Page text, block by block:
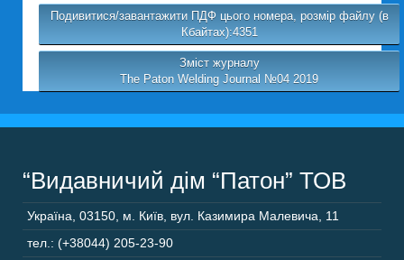
Подивитися/завантажити ПДФ цього номера, розмір файлу (в
Кбайтах):4351
Зміст журналу
The Paton Welding Journal №04 2019
“Видавничий дім “Патон” ТОВ
Україна 03150 м. Київ, вул. Казимира Малевича, 11
тел.: (+38044) 205-23-90